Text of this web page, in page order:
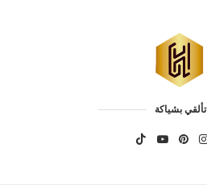
تألقي بشياكة